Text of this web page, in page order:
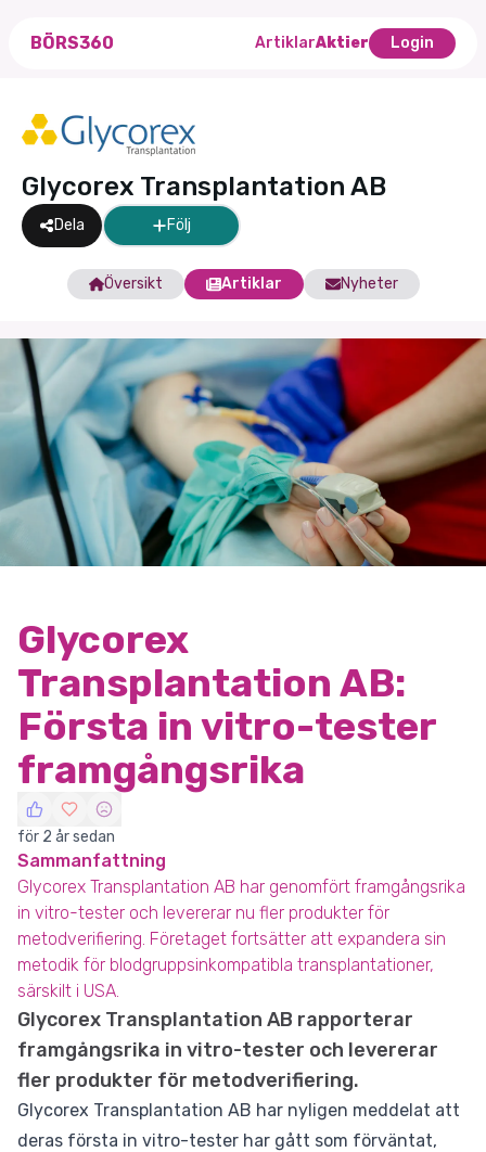
BÖRS360 ArtiklarAktier Login
Glycorex Transplantation AB
Dela Följ
Översikt Artiklar Nyheter
Glycorex
Transplantation AB:
Första in vitro-tester
framgångsrika
för 2 år sedan
Sammanfattning
Glycorex Transplantation AB har genomfört framgångsrika
in vitro-tester och levererar nu fler produkter för
metodverifiering. Företaget fortsätter att expandera sin
metodik för blodgruppsinkompatibla transplantationer,
särskilt i USA.
Glycorex Transplantation AB rapporterar
framgångsrika in vitro-tester och levererar
fler produkter för metodverifiering.
Glycorex Transplantation AB har nyligen meddelat att
deras första in vitro-tester har gått som förväntat,